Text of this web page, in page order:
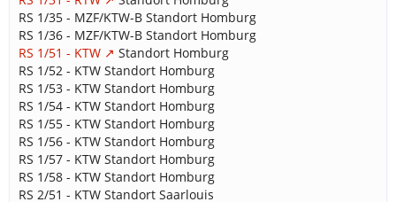
RS 1/35 - MZF/KTW-B Standort Homburg
RS 1/36 - MZF/KTW-B Standort Homburg
RS 1/51 - KTW
Standort Homburg
RS 1/52 - KTW Standort Homburg
RS 1/53 - KTW Standort Homburg
RS 1/54 - KTW Standort Homburg
RS 1/55 - KTW Standort Homburg
RS 1/56 - KTW Standort Homburg
RS 1/57 - KTW Standort Homburg
RS 1/58 - KTW Standort Homburg
RS 2/51 - KTW Standort Saarlouis